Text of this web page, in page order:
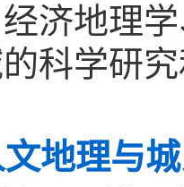
济地理
科学研
地理与